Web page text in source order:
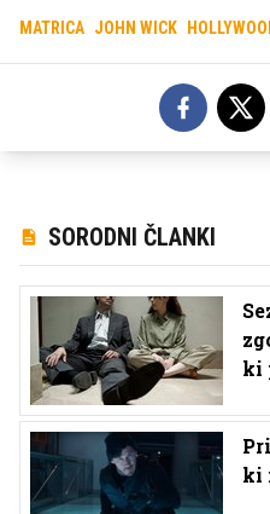
MATRICA JOHN WICK
SORODNI ČLANKI
ki
ki